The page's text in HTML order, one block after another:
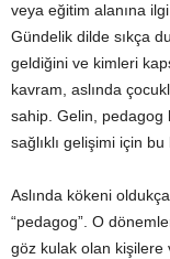
veya eğitim alanına
Gündelik dilde sıkça
geldiğini ve kimleri
kavram, aslında
sahip. Gelin, pedagog
sağlıklı gelişimi için
Aslında kökeni
“pedagog”. O
göz kulak olan kişilere